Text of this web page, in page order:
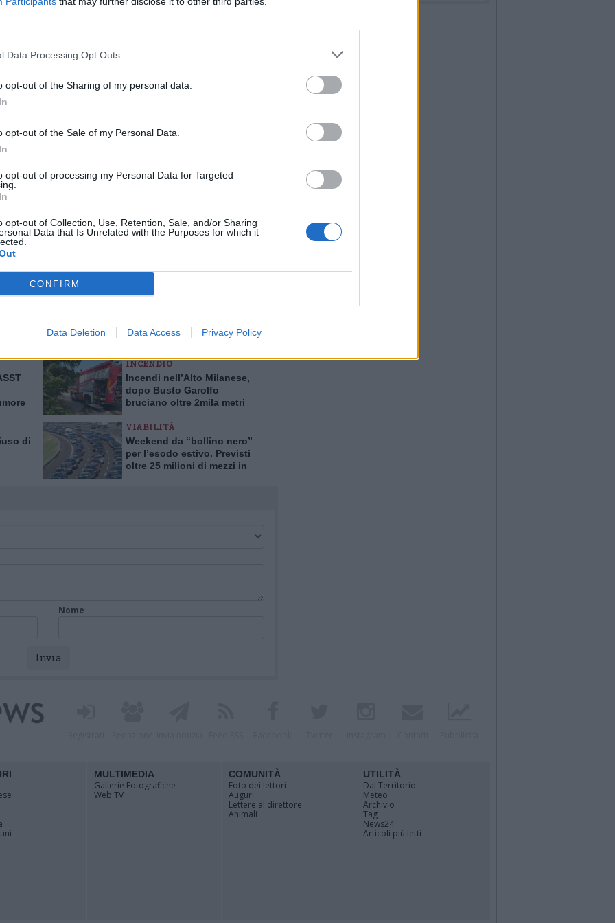
Data Processing Opt Outs
opt-out of the Sharing of my personal data.
opt-out of the Sale of my Personal Data.
opt-out of processing my Personal Data for Targeted
opt-out of Collection, Use, Retention, Sale, and/or Sharing
Data that Is Unrelated with the Purposes for which it
CONFIRM
Data Deletion Data Access Privacy Policy
Via Confalonieri, 5
diagosto
abbiamo a cuore l'informazione del nostro
sempre in prima linea per informarvi in modo
Il contenuto di questo commento esprime il pensiero dell'autore e
che rimane autonoma e indipendente. I messaggi inclusi nei commenti
lettori che possono essere automaticamente pubblicati senza filtro
a siti esterni verranno rimossi in automatico dal sistema.
INCENDIO
Incendi nell’Alto Milanese,
dopo Busto Garolfo
bruciano oltre 2mila metri
di
VIABILITÀ
Weekend da “bollino nero”
per l’esodo estivo. Previsti
oltre 25 milioni di mezzi in
Nome
MULTIMEDIA
Gallerie Fotografiche
Web TV
COMUNITÀ
Foto dei lettori
Auguri
Lettere al direttore
Animali
UTILITÀ
Dal Territorio
Meteo
Archivio
Tag
News24
Articoli più letti